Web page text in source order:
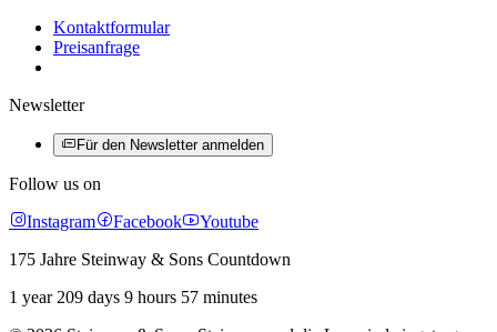
Kontaktformular
Preisanfrage
Newsletter
Für den Newsletter anmelden
Follow us on
Instagram
Facebook
Youtube
175 Jahre Steinway & Sons Countdown
1 year 209 days 9 hours 57 minutes